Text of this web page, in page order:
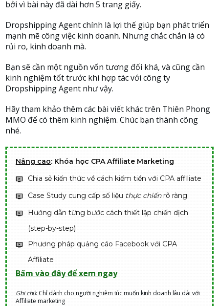
bởi vì bài này đã dài hơn 5 trang giấy.
Dropshipping Agent chính là lợi thế giúp bạn phát triển
mạnh mẽ công việc kinh doanh. Nhưng chắc chắn là có
rủi ro, kinh doanh mà.
Bạn sẽ cần một nguồn vốn tương đối khá, và cũng cần
kinh nghiệm tốt trước khi hợp tác với công ty
Dropshipping Agent như vậy.
Hãy tham khảo thêm các bài viết khác trên Thiên Phong
MMO để có thêm kinh nghiệm. Chúc bạn thành công
nhé.
Nâng cao: Khóa học CPA Affiliate Marketing
Chia sẻ kiến thức về cách kiếm tiền với CPA affiliate
Case Study cung cấp số liệu thực chiếnrõ ràng
Hướng dẫn từng bước cách thiết lập chiến dịch
(step-by-step)
Phương pháp quảng cáo Facebook với CPA
Affiliate
Bấm vào đây để xem ngay
Ghi chú: Chỉ dành cho người nghiêm túc muốn kinh doanh lâu dài với
Affiliate marketing